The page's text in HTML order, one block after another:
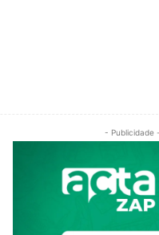
- Publicidade -